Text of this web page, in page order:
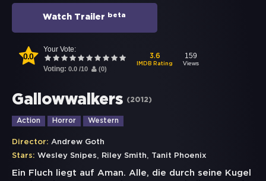
Watch Trailer beta
0.0
Your Vote:
Voting: 0.0 /10 (0)
3.6
IMDB Rating
159
Views
Gallowwalkers (2012)
Action Horror Western
Director: Andrew Goth
Stars: Wesley Snipes, Riley Smith, Tanit Phoenix
Ein Fluch liegt auf Aman. Alle, die durch seine Kugel